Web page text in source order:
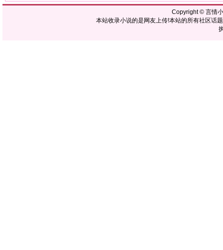
Copyright © 言情
本站收录小说的是网友上传!本站的所有社区话